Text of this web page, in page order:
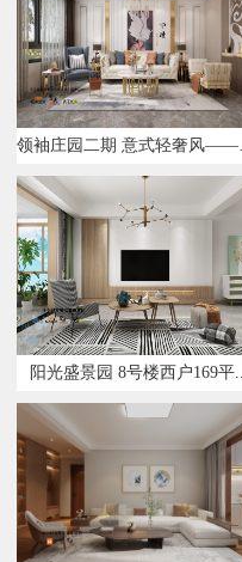
阳光盛景园 8号楼西户169平...